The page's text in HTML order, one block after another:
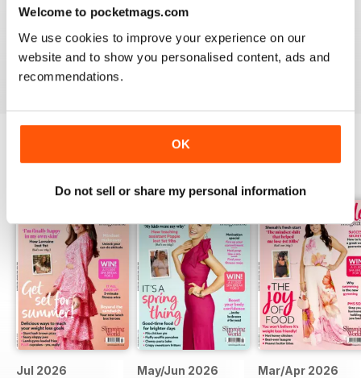
Welcome to pocketmags.com
We use cookies to improve your experience on our
website and to show you personalised content, ads and
recommendations.
OK
Do not sell or share my personal information
your holiday or craving a fresh start that lets you lead a
healthier way of life,Slimming World magazineis the
digital magazine subscription for you.
Jul 2026 May/Jun 2026 Mar/Apr 2026